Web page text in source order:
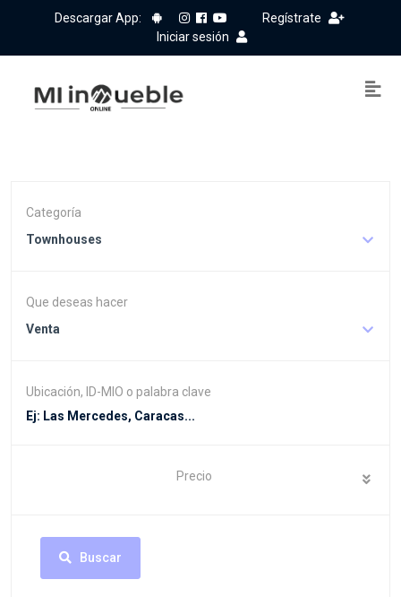
Descargar App:
Regístrate
Iniciar sesión
Categoría
Townhouses
Que deseas hacer
Venta
Ubicación, ID-MIO o palabra clave
Precio
Buscar